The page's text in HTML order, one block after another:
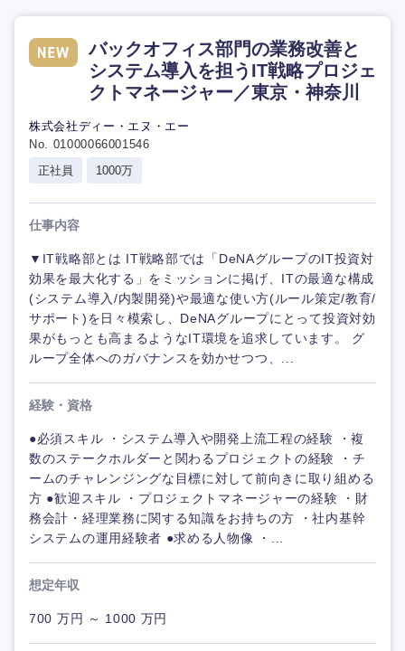
バックオフィス部門の業務改善と
システム導入を担うIT戦略プロジェ
クトマネージャー／東京・神奈川
株式会社ディー・エヌ・エー
No. 01000066001546
正社員
1000万
仕事内容
▼IT戦略部とは IT戦略部では「DeNAグループのIT投資対
効果を最大化する」をミッションに掲げ、ITの最適な構成
(システム導入/内製開発)や最適な使い方(ルール策定/教育/
サポート)を日々模索し、DeNAグループにとって投資対効
果がもっとも高まるようなIT環境を追求しています。 グ
ループ全体へのガバナンスを効かせつつ、...
経験・資格
●必須スキル ・システム導入や開発上流工程の経験 ・複
数のステークホルダーと関わるプロジェクトの経験 ・チ
ームのチャレンジングな目標に対して前向きに取り組める
方 ●歓迎スキル ・プロジェクトマネージャーの経験 ・財
務会計・経理業務に関する知識をお持ちの方 ・社内基幹
システムの運用経験者 ●求める人物像 ・...
想定年収
700 万円 ～ 1000 万円